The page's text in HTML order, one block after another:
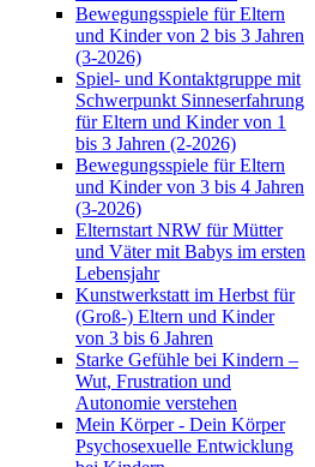
Bewegungsspiele für Eltern
und Kinder von 2 bis 3 Jahren
(3-2026)
Spiel- und Kontaktgruppe mit
Schwerpunkt Sinneserfahrung
für Eltern und Kinder von 1
bis 3 Jahren (2-2026)
Bewegungsspiele für Eltern
und Kinder von 3 bis 4 Jahren
(3-2026)
Elternstart NRW für Mütter
und Väter mit Babys im ersten
Lebensjahr
Kunstwerkstatt im Herbst für
(Groß-) Eltern und Kinder
von 3 bis 6 Jahren
Starke Gefühle bei Kindern –
Wut, Frustration und
Autonomie verstehen
Mein Körper - Dein Körper
Psychosexuelle Entwicklung